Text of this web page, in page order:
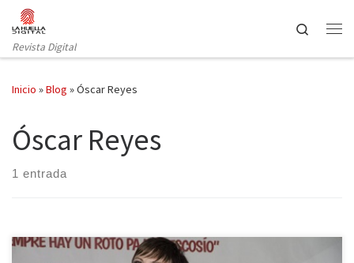
Saltar al contenido
Revista Digital
Search
Inicio »Blog »Óscar Reyes
Óscar Reyes
1 entrada